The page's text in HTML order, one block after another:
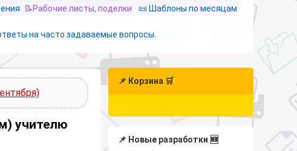
📝Рабочие листы, поделки 📜 Шаблоны по месяцам
на часто задаваемые вопросы.
учителю
📌 Корзина 🛒
📌 Новые разработки 🆕